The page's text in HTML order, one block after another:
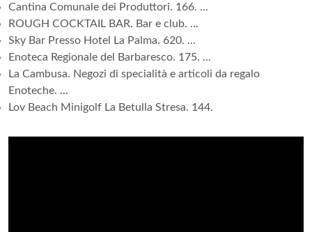
Cantina Comunale dei Produttori. 166. ...
ROUGH COCKTAIL BAR. Bar e club. ...
Sky Bar Presso Hotel La Palma. 620. ...
Enoteca Regionale del Barbaresco. 175. ...
La Cambusa. Negozi di specialità e articoli da regalo
Enoteche. ...
Lov Beach Minigolf La Betulla Stresa. 144.